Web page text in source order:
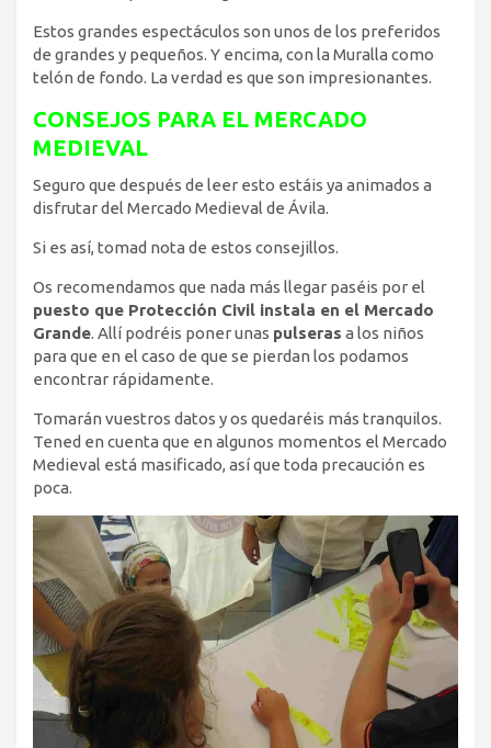
Estos grandes espectáculos son unos de los preferidos
de grandes y pequeños. Y encima, con la Muralla como
telón de fondo. La verdad es que son impresionantes.
CONSEJOS PARA EL MERCADO
MEDIEVAL
Seguro que después de leer esto estáis ya animados a
disfrutar del Mercado Medieval de Ávila.
Si es así, tomad nota de estos consejillos.
Os recomendamos que nada más llegar paséis por el
puesto que Protección Civil instala en el Mercado
Grande. Allí podréis poner unas pulseras a los niños
para que en el caso de que se pierdan los podamos
encontrar rápidamente.
Tomarán vuestros datos y os quedaréis más tranquilos.
Tened en cuenta que en algunos momentos el Mercado
Medieval está masificado, así que toda precaución es
poca.